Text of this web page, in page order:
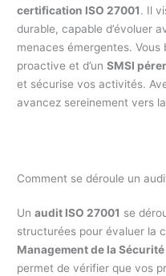
certification ISO 27001. Il
durable, capable d’évoluer
menaces émergentes. Vous
proactive et d’unSMSI
et sécurise vos activités.
avancez sereinement vers la
Comment se déroule un
Unaudit ISO 27001 se
structurées pour évaluer la
Management de la
permet de vérifier que vos